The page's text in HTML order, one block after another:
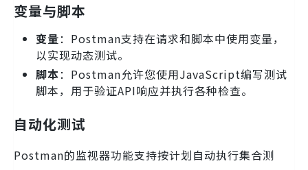
变量与脚本
变量：Postman支持在请求和脚本中使用变量，
以实现动态测试。
脚本：Postman允许您使用JavaScript编写测试
脚本，用于验证API响应并执行各种检查。
自动化测试
Postman的监视器功能支持按计划自动执行集合测